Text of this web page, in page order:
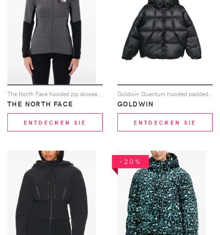
THE NORTH FACE
ENTDECKEN SIE
GOLDWIN
ENTDECKEN SIE
-20%